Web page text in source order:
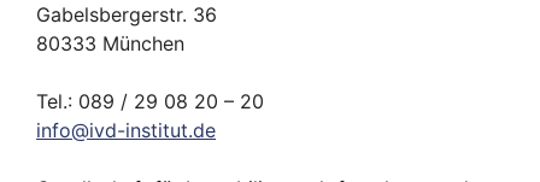
Gabelsbergerstr. 36
80333 München
Tel.: 089 / 29 08 20 – 20
info@ivd-institut.de